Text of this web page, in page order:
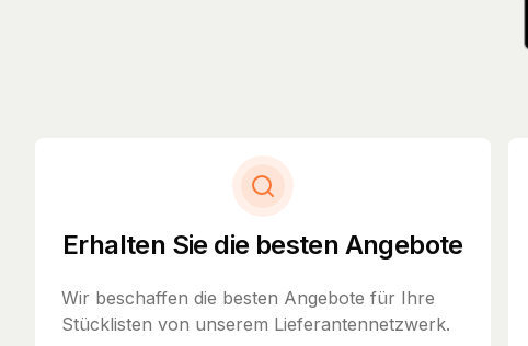
Erhalten Sie die besten Angebote
Wir beschaffen die besten Angebote für Ihre
Stücklisten von unserem Lieferantennetzwerk.